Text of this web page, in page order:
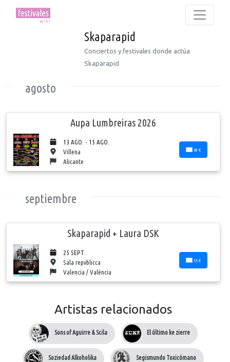
Skaparapid
Conciertos y festivales donde actúa
Skaparapid
agosto
Aupa Lumbreiras 2026
13 AGO. - 15 AGO.
Villena
Alicante
69 €
septiembre
Skaparapid + Laura DSK
25 SEPT.
Sala repvblicca
Valencia / València
15 €
Artistas relacionados
Sons of Aguirre & Scila El último ke zierre
Soziedad Alkoholika Segismundo Toxicómano